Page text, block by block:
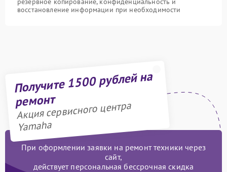
восстановление информации при необходимости
Получите 1500 рублей на
ремонт
Акция сервисного центра
Yamaha
При оформлении заявки на ремонт техники через
сайт,
действует персональная бессрочная скидка